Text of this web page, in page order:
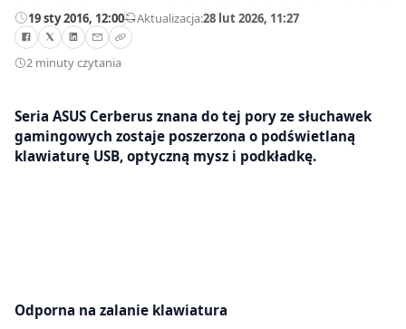
19 sty 2016, 12:00—Aktualizacja:28 lut 2026, 11:27
2 minuty czytania
Seria ASUS Cerberus znana do tej pory ze słuchawek
gamingowych zostaje poszerzona o podświetlaną
klawiaturę USB, optyczną mysz i podkładkę.
Odporna na zalanie klawiatura